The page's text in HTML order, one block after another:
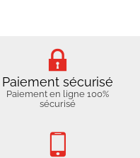
Paiement sécurisé
Paiement en ligne 100%
sécurisé